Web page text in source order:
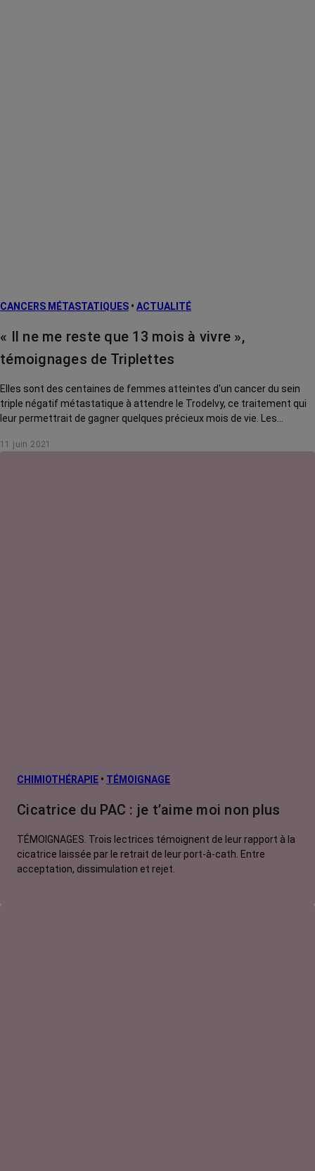
CANCERS MÉTASTATIQUES • ACTUALITÉ
« Il ne me reste que 13 mois à vivre »,
témoignages de Triplettes
Elles sont des centaines de femmes atteintes d'un cancer du sein
triple négatif métastatique à attendre le Trodelvy, ce traitement qui
leur permettrait de gagner quelques précieux mois de vie. Les
plus de doses de la part du laboratoire américain Gilead. RoseUp
11 juin 2021
CHIMIOTHÉRAPIE • TÉMOIGNAGE
Cicatrice du PAC : je t’aime moi non plus
TÉMOIGNAGES. Trois lectrices témoignent de leur rapport à la
cicatrice laissée par le retrait de leur port-à-cath. Entre
acceptation, dissimulation et rejet.